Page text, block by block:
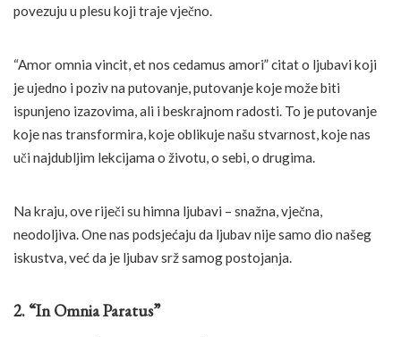
povezuju u plesu koji traje vječno.
“Amor omnia vincit, et nos cedamus amori” citat o ljubavi koji
je ujedno i poziv na putovanje, putovanje koje može biti
ispunjeno izazovima, ali i beskrajnom radosti. To je putovanje
koje nas transformira, koje oblikuje našu stvarnost, koje nas
uči najdubljim lekcijama o životu, o sebi, o drugima.
Na kraju, ove riječi su himna ljubavi – snažna, vječna,
neodoljiva. One nas podsjećaju da ljubav nije samo dio našeg
iskustva, već da je ljubav srž samog postojanja.
2. “In Omnia Paratus”